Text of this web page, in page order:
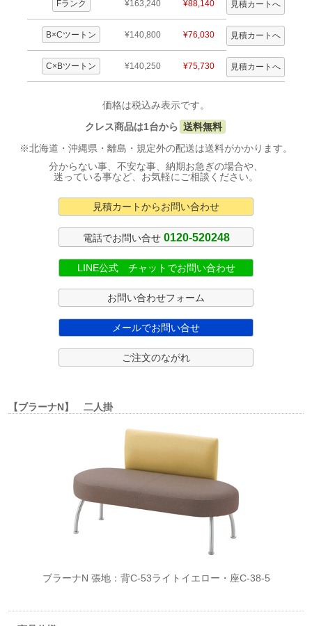
Fランク ¥163,240 ¥88,140
B×Cツートン ¥140,800 ¥76,030
C×Bツートン ¥140,250 ¥75,730
価格は税込み表示です。
クレス商品は1台から 送料無料
※北海道・沖縄県・離島・規定外の配送は送料がかかります。
分からない事、不安な事、納期お急ぎの場合や、
迷っている事など、お気軽にご相談ください。
見積カートからお問い合わせ
電話でお問い合せ 0120-520248
LINE公式 チャットでお問い合わせ
お問い合わせフォーム
メールでお問い合せ
ご注文のながれ
【ブラーナN】 二人掛
ブラーナN 張地：背C-53ライトイエロー・座C-38-5